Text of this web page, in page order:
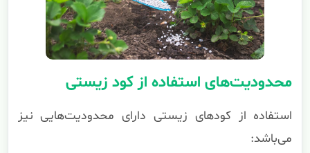
محدودیت‌های استفاده از کود زیستی
استفاده از کودهای زیستی دارای محدودیت‌هایی نیز
می‌باشد: